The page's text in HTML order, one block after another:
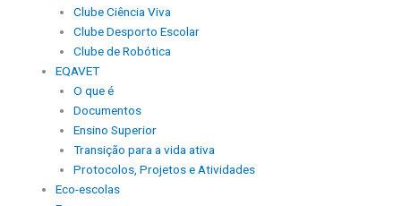
Clube Ciência Viva
Clube Desporto Escolar
Clube de Robótica
EQAVET
O que é
Documentos
Ensino Superior
Transição para a vida ativa
Protocolos, Projetos e Atividades
Eco-escolas